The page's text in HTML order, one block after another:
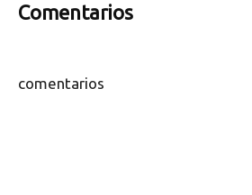
Comentarios
comentarios